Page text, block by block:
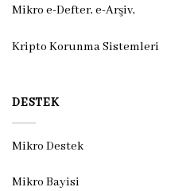
Mikro e-Defter, e-Arşiv,
Kripto Korunma Sistemleri
DESTEK
Mikro Destek
Mikro Bayisi